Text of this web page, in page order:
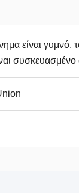
είναι γυμνό,